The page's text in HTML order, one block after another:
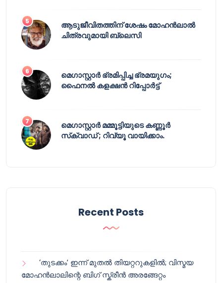
ആടുജീവിതത്തിന് ശേഷം മോഹൻലാൽ
ചിത്രവുമായി ബ്ലെസി
മെഗാസ്റ്റാർ ഭ്രമിപ്പിച്ച ഭ്രമയുഗം;
ഫൈനൽ കളക്ഷൻ റിപ്പോർട്ട്
മെഗാസ്റ്റാർ മമ്മൂട്ടിയുടെ കണ്ണൂർ
സ്‌ക്വാഡ് ; റിവ്യൂ വായിക്കാം.
Recent Posts
‘തുടക്കം’ ഇന്ന് മുതൽ തിയറ്ററുകളിൽ; വിസ്മയ
മോഹൻലാലിന്റെ ബിഗ് സ്ക്രീൻ അരങ്ങേറ്റം